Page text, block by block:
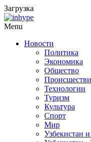
Загрузка
Menu
Новости
Политика
Экономика
Общество
Технологии
Туризм
Культура
Спорт
Мир
Узбекистан